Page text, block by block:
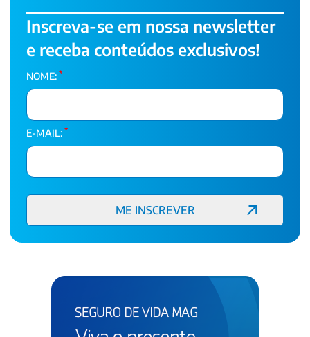
Inscreva-se em nossa newsletter
e receba conteúdos exclusivos!
NOME: *
E-MAIL: *